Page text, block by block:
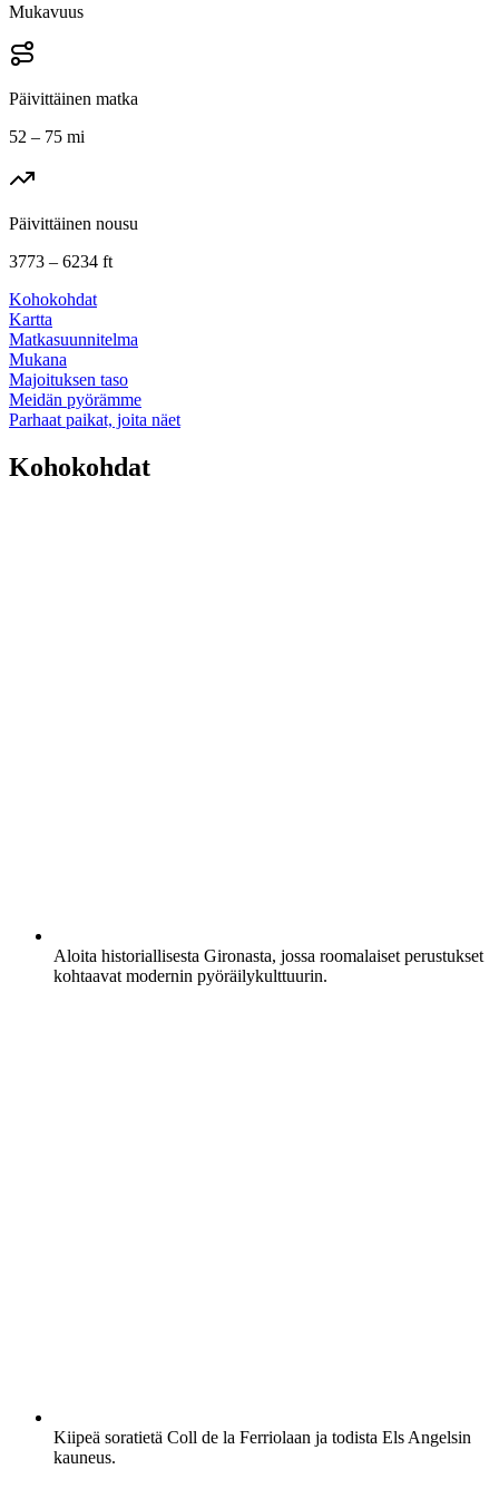
Mukavuus
Päivittäinen matka
52 – 75 mi
Päivittäinen nousu
3773 – 6234 ft
Kohokohdat
Kartta
Matkasuunnitelma
Mukana
Majoituksen taso
Meidän pyörämme
Parhaat paikat, joita näet
Kohokohdat
Aloita historiallisesta Gironasta, jossa roomalaiset perustukset
kohtaavat modernin pyöräilykulttuurin.
Kiipeä soratietä Coll de la Ferriolaan ja todista Els Angelsin
kauneus.